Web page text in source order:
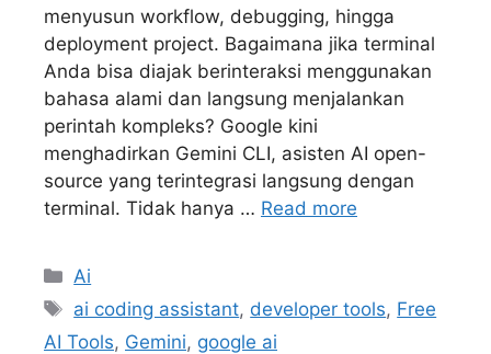
menyusun workflow, debugging, hingga
deployment project. Bagaimana jika terminal
Anda bisa diajak berinteraksi menggunakan
bahasa alami dan langsung menjalankan
perintah kompleks? Google kini
menghadirkan Gemini CLI, asisten AI open-
source yang terintegrasi langsung dengan
terminal. Tidak hanya … Read more
Kategori
Ai
Tag
ai coding assistant, developer tools, Free
AI Tools, Gemini, google ai